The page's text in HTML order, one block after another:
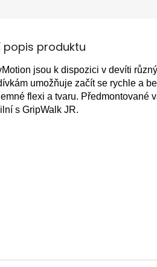
popis produktu
jsou k dispozici v devíti
umožňuje začít se rychle a
flexi a tvaru. Předmontované
s GripWalk JR.